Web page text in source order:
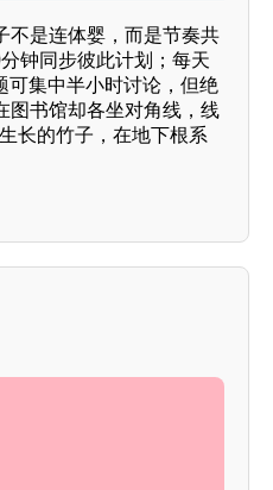
不是连体婴，而是节奏共
钟同步彼此计划；每天
可集中半小时讨论，但绝
图书馆却各坐对角线，线
长的竹子，在地下根系